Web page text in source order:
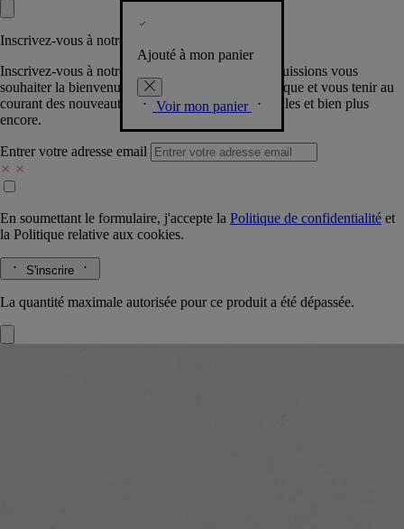
Ajouté à mon panier
Voir mon panier
Inscrivez-vous à notre Newsletter
Inscrivez-vous à notre newsletter pour que nous puissions vous
souhaiter la bienvenue dans la communauté Diptyque et vous tenir au
courant des nouveautés, événements, offres spéciales et bien plus
encore.
Entrer votre adresse email
En soumettant le formulaire, j'accepte la Politique de confidentialité et
la Politique relative aux cookies.
S'inscrire
La quantité maximale autorisée pour ce produit a été dépassée.